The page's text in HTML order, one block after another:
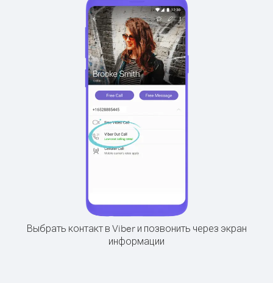
Выбрать контакт в Viber и позвонить через экран
информации